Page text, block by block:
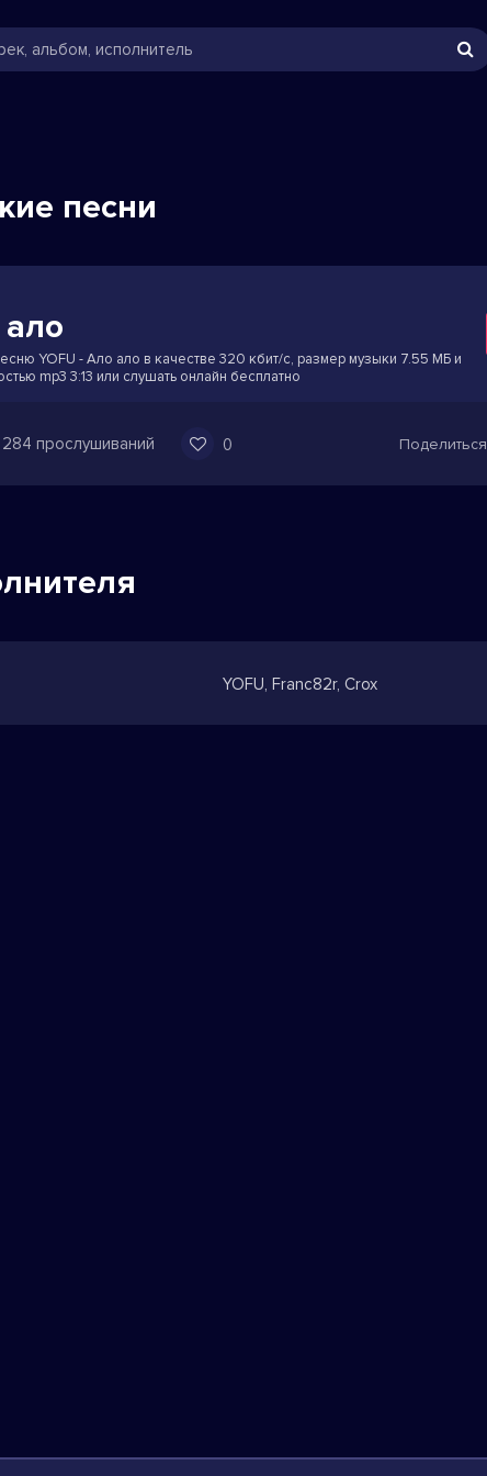
песни
YOFU - Ало ало в качестве 320 кбит/с, размер музыки 7.55 МБ и
mp3 3:13 или слушать онлайн бесплатно
284 прослушиваний 0 Поделиться
YOFU, Franc82r, Crox